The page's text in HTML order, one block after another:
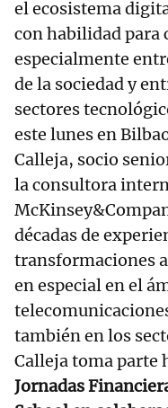
el ecosistema
con habilidad para
especialmente
de la sociedad y
sectores
este lunes en
Calleja, socio
la consultora
décadas de
transformaciones
en especial en el
también en los
Calleja toma parte
Jornadas